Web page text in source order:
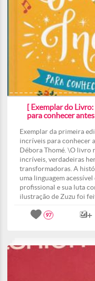
[ Exemplar do
para conhecer
Exemplar da primeira
incríveis para conhecer
Débora Thomé. \O livro
incríveis, verdadeiras
transformadoras. A
uma linguagem
profissional e sua luta
ilustração de Zuzu foi
97